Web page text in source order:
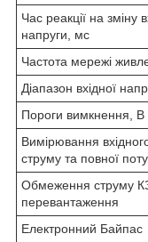
Час реакції на зміну
напруги, мс
Частота мережі
Діапазон вхідної
Пороги вимкнення, В
Вимірювання
струму та повної
Обмеження струму
перевантаження
Електронний Байпас